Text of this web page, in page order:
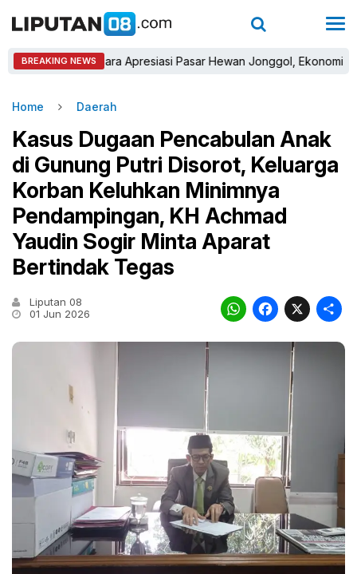
BREAKING NEWS
Winara Apresiasi Pasar Hewan Jonggol, Ekonomi Peternak
Home Daerah
Kasus Dugaan Pencabulan Anak
di Gunung Putri Disorot, Keluarga
Korban Keluhkan Minimnya
Pendampingan, KH Achmad
Yaudin Sogir Minta Aparat
Bertindak Tegas
Liputan 08
01 Jun 2026
X